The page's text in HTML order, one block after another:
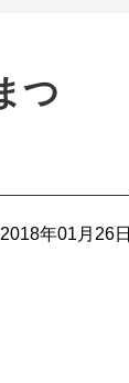
つ
2018年01月26日